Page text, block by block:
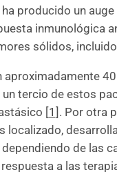
producido un
inmunológica
sólidos,
un tercio de estos
[1 ]. Por otra
localizado,
de las
a las